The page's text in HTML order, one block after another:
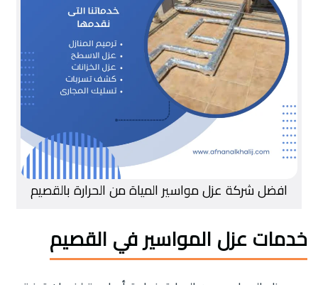
افضل شركة عزل مواسير المياة من الحرارة بالقصيم
خدمات عزل المواسير في القصيم